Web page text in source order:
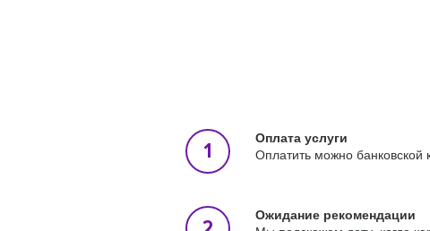
Оплата услуги
Оплатить можно
Ожидание рекомендации